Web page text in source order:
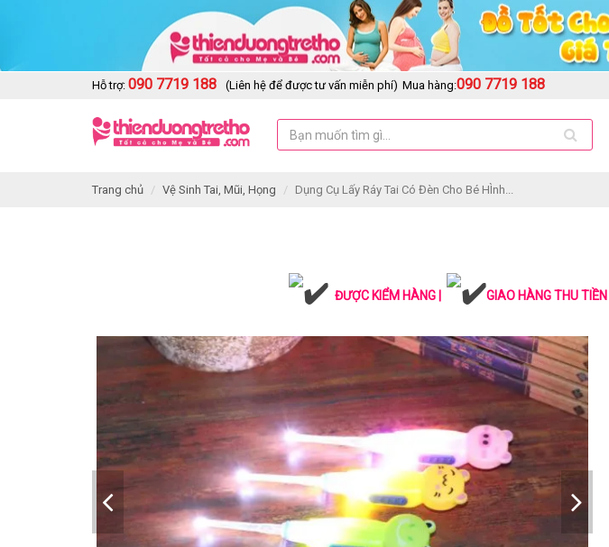
Hỗ trợ: 090 7719 188 (Liên hệ để được tư vấn miễn phí) Mua hàng:090 7719 188
Trang chủ Vệ Sinh Tai, Mũi, Họng Dụng Cụ Lấy Ráy Tai Có Đèn Cho Bé HÌnh...
ĐƯỢC KIỂM HÀNG | GIAO HÀNG THU TIỀN |